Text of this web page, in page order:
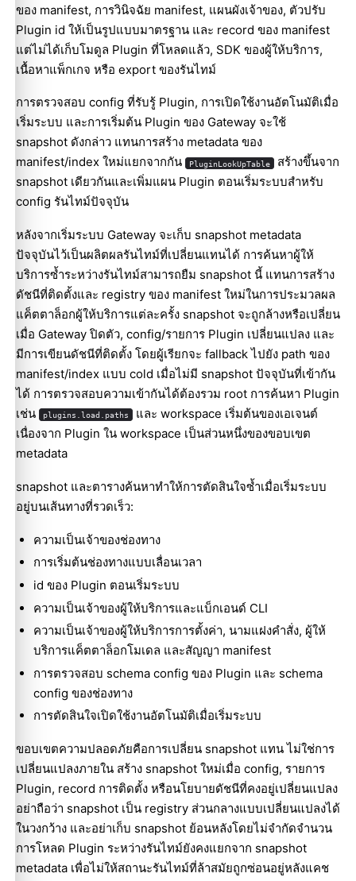
ของ manifest, การวินิจฉัย manifest, แผนผังเจ้าของ, ตัวปรับ
Plugin id ให้เป็นรูปแบบมาตรฐาน และ record ของ manifest
แต่ไม่ได้เก็บโมดูล Plugin ที่โหลดแล้ว, SDK ของผู้ให้บริการ,
เนื้อหาแพ็กเกจ หรือ export ของรันไทม์
การตรวจสอบ config ที่รับรู้ Plugin, การเปิดใช้งานอัตโนมัติเมื่อ
เริ่มระบบ และการเริ่มต้น Plugin ของ Gateway จะใช้
snapshot ดังกล่าว แทนการสร้าง metadata ของ
manifest/index ใหม่แยกจากกัน
PluginLookUpTable สร้างขึ้นจาก
snapshot เดียวกันและเพิ่มแผน Plugin ตอนเริ่มระบบสำหรับ
config รันไทม์ปัจจุบัน
หลังจากเริ่มระบบ Gateway จะเก็บ snapshot metadata
ปัจจุบันไว้เป็นผลิตผลรันไทม์ที่เปลี่ยนแทนได้ การค้นหาผู้ให้
บริการซ้ำระหว่างรันไทม์สามารถยืม snapshot นี้ แทนการสร้าง
ดัชนีที่ติดตั้งและ registry ของ manifest ใหม่ในการประมวลผล
แค็ตตาล็อกผู้ให้บริการแต่ละครั้ง snapshot จะถูกล้างหรือเปลี่ยน
เมื่อ Gateway ปิดตัว, config/รายการ Plugin เปลี่ยนแปลง และ
มีการเขียนดัชนีที่ติดตั้ง โดยผู้เรียกจะ fallback ไปยัง path ของ
manifest/index แบบ cold เมื่อไม่มี snapshot ปัจจุบันที่เข้ากัน
ได้ การตรวจสอบความเข้ากันได้ต้องรวม root การค้นหา Plugin
เช่น
plugins.load.paths และ workspace เริ่มต้นของเอเจนต์
เนื่องจาก Plugin ใน workspace เป็นส่วนหนึ่งของขอบเขต
metadata
snapshot และตารางค้นหาทำให้การตัดสินใจซ้ำเมื่อเริ่มระบบ
อยู่บนเส้นทางที่รวดเร็ว:
ความเป็นเจ้าของช่องทาง
การเริ่มต้นช่องทางแบบเลื่อนเวลา
id ของ Plugin ตอนเริ่มระบบ
ความเป็นเจ้าของผู้ให้บริการและแบ็กเอนด์ CLI
ความเป็นเจ้าของผู้ให้บริการการตั้งค่า, นามแฝงคำสั่ง, ผู้ให้
บริการแค็ตตาล็อกโมเดล และสัญญา manifest
การตรวจสอบ schema config ของ Plugin และ schema
config ของช่องทาง
การตัดสินใจเปิดใช้งานอัตโนมัติเมื่อเริ่มระบบ
ขอบเขตความปลอดภัยคือการเปลี่ยน snapshot แทน ไม่ใช่การ
เปลี่ยนแปลงภายใน สร้าง snapshot ใหม่เมื่อ config, รายการ
Plugin, record การติดตั้ง หรือนโยบายดัชนีที่คงอยู่เปลี่ยนแปลง
อย่าถือว่า snapshot เป็น registry ส่วนกลางแบบเปลี่ยนแปลงได้
ในวงกว้าง และอย่าเก็บ snapshot ย้อนหลังโดยไม่จำกัดจำนวน
การโหลด Plugin ระหว่างรันไทม์ยังคงแยกจาก snapshot
metadata เพื่อไม่ให้สถานะรันไทม์ที่ล้าสมัยถูกซ่อนอยู่หลังแคช